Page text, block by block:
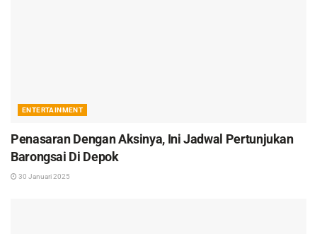
ENTERTAINMENT
Penasaran Dengan Aksinya, Ini Jadwal Pertunjukan
Barongsai Di Depok
30 Januari 2025